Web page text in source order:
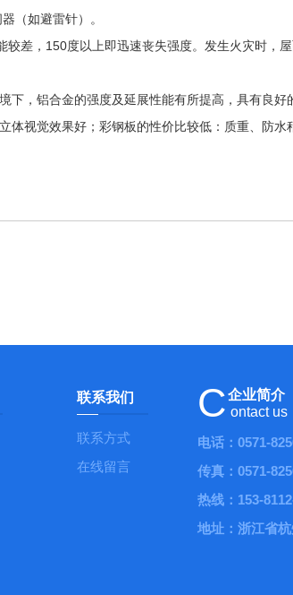
（如避雷针）。
差，150度以上即迅速丧失强度。发生火灾时，
，铝合金的强度及延展性能有所提高，具有良好
视觉效果好；彩钢板的性价比较低：质重、防水
联系我们
联系方式
在线留言
企业简介
C ontact us
电话：0571-
传真：0571-
热线：153-
地址：浙江省